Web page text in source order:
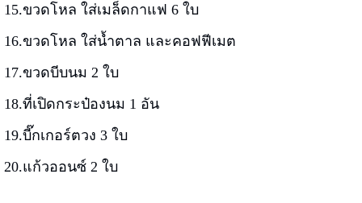
15.ขวดโหล ใส่เมล็ดกาแฟ 6 ใบ
16.ขวดโหล ใส่น้ำตาล และคอฟฟีเมต
17.ขวดบีบนม 2 ใบ
18.ที่เปิดกระป๋องนม 1 อัน
19.บี๊กเกอร์ตวง 3 ใบ
20.แก้วออนซ์ 2 ใบ